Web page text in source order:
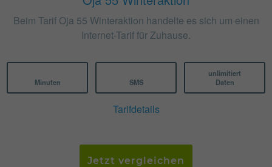
Beim Tarif Oja 55 Winteraktion handelte es sich um einen
Internet-Tarif für Zuhause.
Minuten SMS
unlimitiert
Daten
Tarifdetails
Jetzt vergleichen